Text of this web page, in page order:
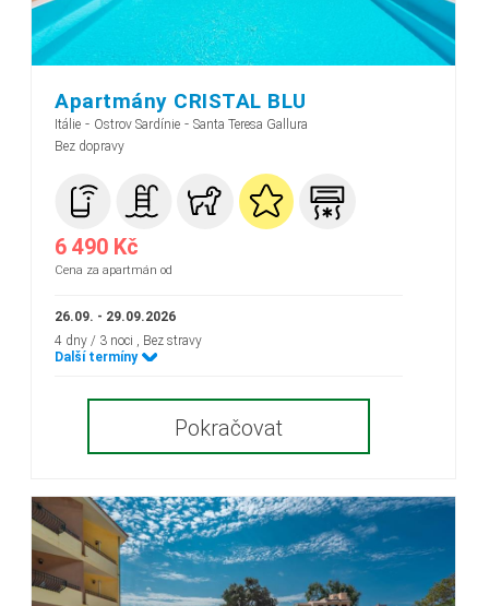
Apartmány CRISTAL BLU
Itálie - Ostrov Sardínie - Santa Teresa Gallura
Bez dopravy
6 490 Kč
Cena za apartmán od
26.09. - 29.09.2026
4 dny / 3 noci
, Bez stravy
Další termíny
Pokračovat